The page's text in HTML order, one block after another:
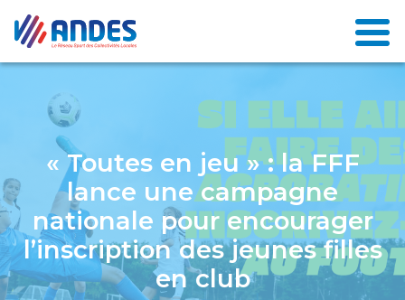
« Toutes en jeu » : la FFF
lance une campagne
nationale pour encourager
l’inscription des jeunes filles
en club